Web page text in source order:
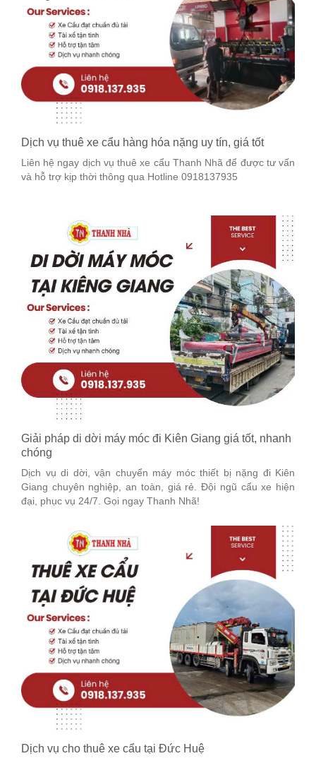
Dịch vụ thuê xe cẩu hàng hóa nặng uy tín, giá tốt
Liên hệ ngay dịch vụ thuê xe cẩu Thanh Nhã để được tư vấn
và hỗ trợ kịp thời thông qua Hotline 0918137935
Giải pháp di dời máy móc đi Kiên Giang giá tốt, nhanh
chóng
Dịch vụ di dời, vận chuyển máy móc thiết bị nặng đi Kiên
Giang chuyên nghiệp, an toàn, giá rẻ. Đội ngũ cẩu xe hiện
đại, phục vụ 24/7. Gọi ngay Thanh Nhã!
Dịch vụ cho thuê xe cẩu tại Đức Huệ